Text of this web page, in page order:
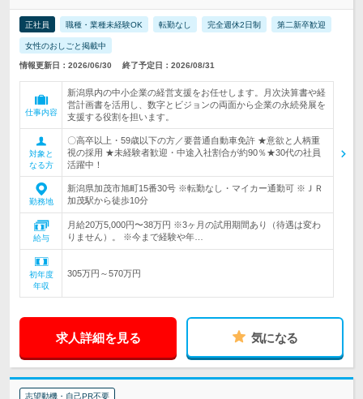
正社員 職種・業種未経験OK 転勤なし 完全週休2日制 第二新卒歓迎
女性のおしごと掲載中
情報更新日：2026/06/30 終了予定日：2026/08/31
仕事内容
新潟県内の中小企業の経営支援をお任せします。月次決算書や経
営計画書を活用し、数字とビジョンの両面から企業の永続発展を
支援する役割を担います。
対象と
なる方
〇高卒以上・59歳以下の方／要普通自動車免許 ★意欲と人柄重
視の採用 ★未経験者歓迎・中途入社割合が約90％★30代の社員
活躍中！
勤務地
新潟県加茂市旭町15番30号 ※転勤なし・マイカー通勤可 ※ＪＲ
加茂駅から徒歩10分
給与
月給20万5,000円〜38万円 ※3ヶ月の試用期間あり（待遇は変わ
りません）。 ※今まで経験や年…
初年度
年収
305万円～570万円
求人詳細を見る 気になる
志望動機・自己PR不要